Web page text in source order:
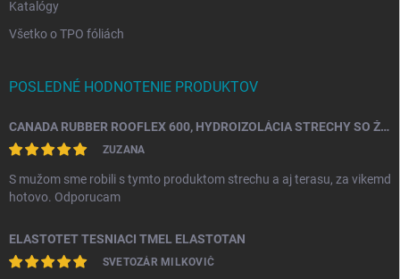
Katalógy
Všetko o TPO fóliách
POSLEDNÉ HODNOTENIE PRODUKTOV
CANADA RUBBER ROOFLEX 600, HYDROIZOLÁCIA STRECHY SO ŽIVOTNOSŤOU AŽ 25 ROKOV
ZUZANA
S mužom sme robili s tymto produktom strechu a aj terasu, za vikemd
hotovo. Odporucam
ELASTOTET TESNIACI TMEL ELASTOTAN
SVETOZÁR MILKOVIČ